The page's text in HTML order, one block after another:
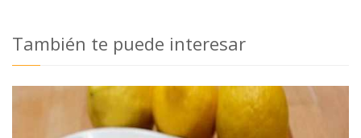
También te puede interesar